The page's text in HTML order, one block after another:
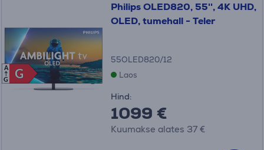
G
G
A
G
Philips OLED820, 55'', 4K UHD,
OLED, tumehall - Teler
55OLED820/12
Laos
Hind:
1099 €
Kuumakse alates 37 €